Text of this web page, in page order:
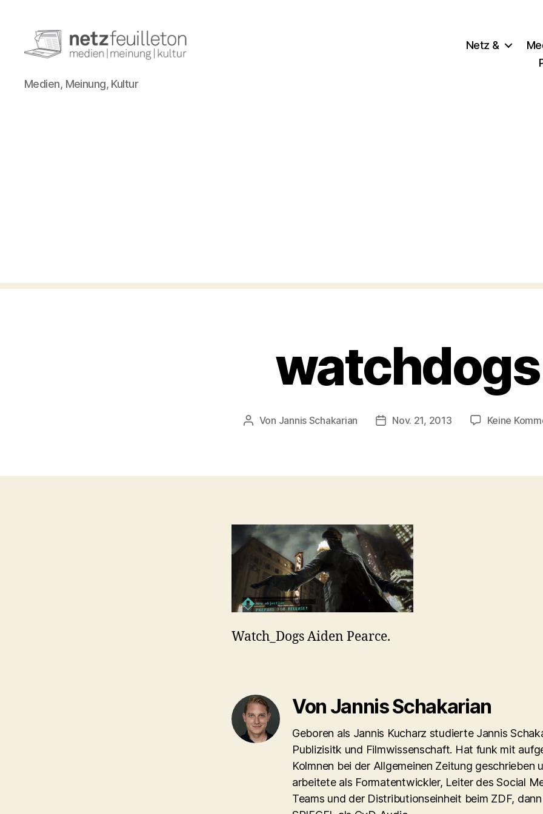
netzfeuilleton.de
Medien, Meinung, Kultur
Netz &
watchdogs
Beitragsautor
Von Jannis Schakarian Veröffentlichungsdatum
Nov. 21, 2013 Keine
Watch_Dogs Aiden Pearce.
Von Jannis Schakarian
Geboren als Jannis Kucharz studierte Jannis
Publizisitk und Filmwissenschaft. Hat funk mit
Kolmnen bei der Allgemeinen Zeitung geschrieben
arbeitete als Formatentwickler, Leiter des Social
Teams und der Distributionseinheit beim ZDF,